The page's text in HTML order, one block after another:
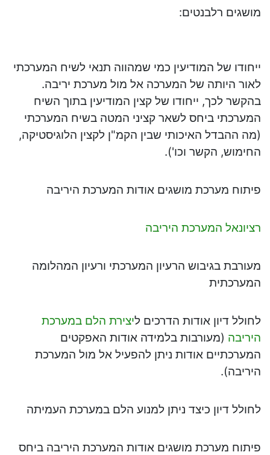
מושגים רלבנטים:
ייחודו של המודיעין כמי שמהווה תנאי לשיח המערכתי
לאור היותה של המערכה אל מול מערכת יריבה.
בהקשר לכך, ייחודו של קצין המודיעין בתוך השיח
המערכתי ביחס לשאר קציני המטה בשיח המערכתי
(מה ההבדל האיכותי שבין הקמ"ן לקצין הלוגיסטיקה,
החימוש, הקשר וכו').
פיתוח מערכת מושגים אודות המערכת היריבה
רציונאל המערכת היריבה
מעורבת בגיבוש הרעיון המערכתי ורעיון המהלומה
המערכתית
לחולל דיון אודות הדרכים ליצירת הלם במערכת
היריבה (מעורבות בלמידה אודות האפקטים
המערכתיים אודות ניתן להפעיל אל מול המערכת
היריבה).
לחולל דיון כיצד ניתן למנוע הלם במערכת העמיתה
פיתוח מערכת מושגים אודות המערכת היריבה ביחס